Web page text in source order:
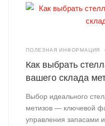
ПОЛЕЗНАЯ ИНФОРМАЦИЯ
Как выбрать
вашего склада
Выбор идеального
метизов — ключевой
управления запасами